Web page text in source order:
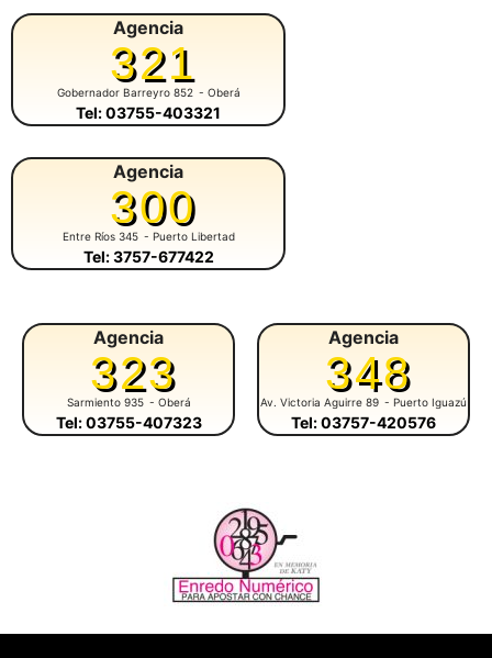
Agencia
321
Gobernador Barreyro 852 - Oberá
Tel: 03755-403321
Agencia
300
Entre Ríos 345 - Puerto Libertad
Tel: 3757-677422
Agencia
323
Sarmiento 935 - Oberá
Tel: 03755-407323
Agencia
348
Av. Victoria Aguirre 89 - Puerto Iguazú
Tel: 03757-420576